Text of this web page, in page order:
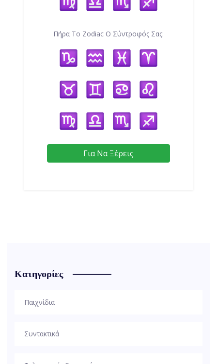
Πήρα Το Zodiac Ο Σύντροφός Σας:
Για Να Ξέρεις
Κατηγορίες
Παιχνίδια
Συντακτικά